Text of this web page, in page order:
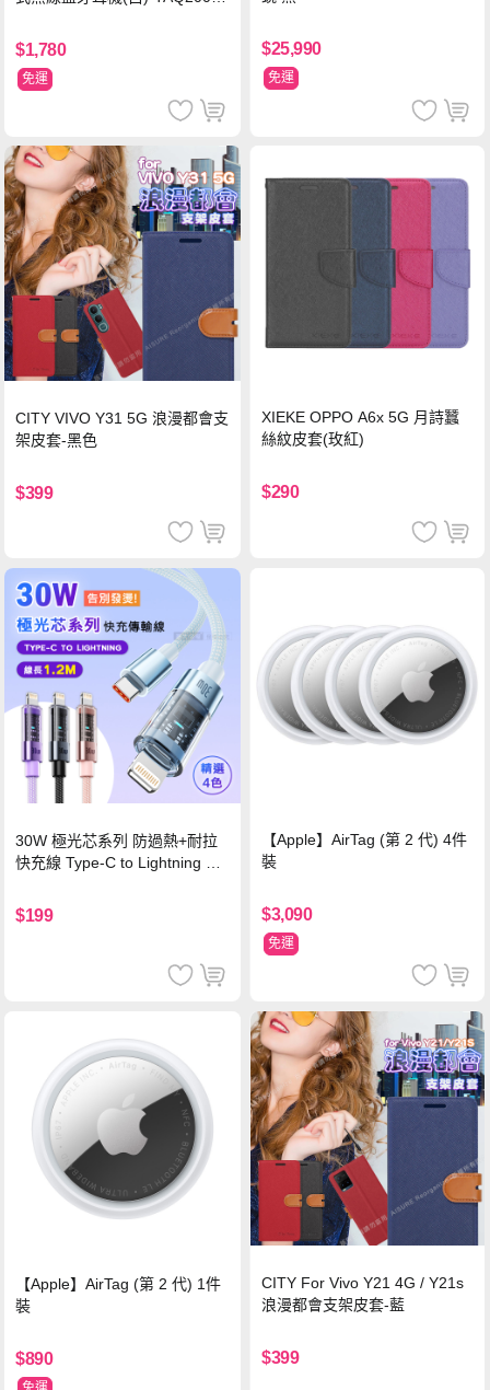
$1,780
免運
$25,990
免運
CITY VIVO Y31 5G 浪漫都會支
架皮套-黑色
$399
XIEKE OPPO A6x 5G 月詩蠶
絲紋皮套(玫紅)
$290
30W 極光芯系列 防過熱+耐拉
快充線 Type-C to Lightning 傳
$199
【Apple】AirTag (第 2 代) 4件
裝
$3,090
免運
【Apple】AirTag (第 2 代) 1件
裝
$890
CITY For Vivo Y21 4G / Y21s
浪漫都會支架皮套-藍
$399